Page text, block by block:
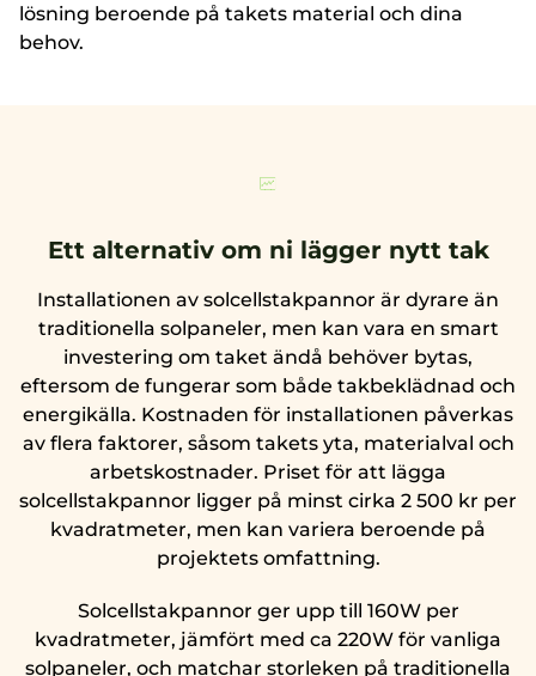
lösning beroende på takets material och dina
behov.
Ett alternativ om ni lägger nytt tak
Installationen av solcellstakpannor är dyrare än
traditionella solpaneler, men kan vara en smart
investering om taket ändå behöver bytas,
eftersom de fungerar som både takbeklädnad och
energikälla. Kostnaden för installationen påverkas
av flera faktorer, såsom takets yta, materialval och
arbetskostnader. Priset för att lägga
solcellstakpannor ligger på minst cirka 2 500 kr per
kvadratmeter, men kan variera beroende på
projektets omfattning.
Solcellstakpannor ger upp till 160W per
kvadratmeter, jämfört med ca 220W för vanliga
solpaneler, och matchar storleken på traditionella